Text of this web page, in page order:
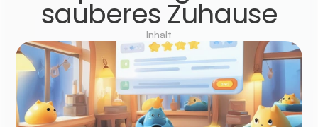
sauberes Zuhause
Inhalt